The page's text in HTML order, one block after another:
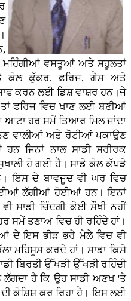
ਵਸਤੂਆਂ ਅਤੇ ਸਹੂਲਤਾਂ
ਕੁੱਕਰ, ਫ਼ਰਿਜ, ਗੈਸ ਅਤੇ
ਕਰਨ ਲਈ ਡਿਸ਼ ਵਾਸ਼ਰ ਹਨ।ਜੇ
ਫਰਿਜ ਵਿਚ ਖਾਣ ਲਈ ਬਣੀਆਂ
ਹਰ ਸਮੇਂ ਤਿਆਰ ਮਿਲ ਜਾਂਦਾ
ਵਾਲੀਆਂ ਅਤੇ ਰੋਟੀਆਂ ਪਕਾਉਣ
ਜਿਨਾਂ ਨਾਲ ਸਾਡੀ ਸਰੀਰਕ
ਹੋ ਗਈ ਹੈ। ਸਾਡੇ ਕੋਲ ਕੱਪੜੇ
ਇਸ ਦੇ ਬਾਵਜੂਦ ਵੀ ਘਰ ਵਿਚ
ਲੱਗੀਆਂ ਹੋਈਆਂ ਹਨ। ਇਨਾਂ
ਸਾਡੀ ਜ਼ਿੰਦਗੀ ਕੋਈ ਸੌਖੀ ਨਹੀਂ
ਸਮੇਂ ਤਣਾਅ ਵਿਚ ਹੀ ਰਹਿੰਦੇ ਹਾਂ।
ਦੇ ਇਸ ਭੀੜ ਭਰੇ ਮੇਲੇ ਵਿਚ ਵੀ
ਕਰਦੇ ਹਾਂ। ਸਾਡਾ ਕਿਸੇ
ਬਿਰਤੀ ਉੱਖੜੀ ਉੱਖੜੀ ਰਹਿੰਦੀ
ਹੈ ਕਿ ਉਹ ਸਾਡੀ ਅਣਖ 'ਤੇ
ਦੀ ਕੋਸ਼ਿਸ਼ ਕਰ ਰਿਹਾ ਹੈ। ਇਸ ਲਈ